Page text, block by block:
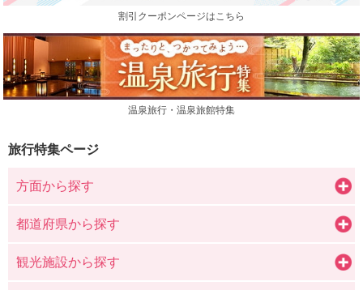
割引クーポンページはこちら
温泉旅行・温泉旅館特集
旅行特集ページ
方面から探す
都道府県から探す
観光施設から探す